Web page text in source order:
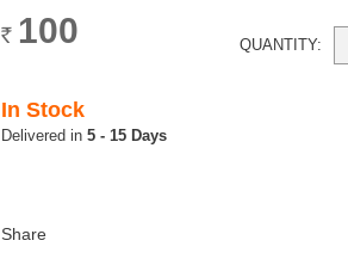
Rs. 100 QUANTITY:
In Stock
5 - 15 Days